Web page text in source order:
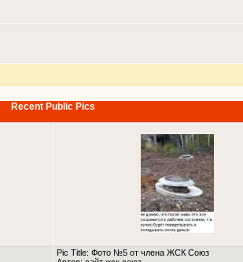
Recent Public Pics
Pic Title: Фото №5 от члена ЖСК Союз